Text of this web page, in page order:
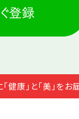
健康」と「美」をお